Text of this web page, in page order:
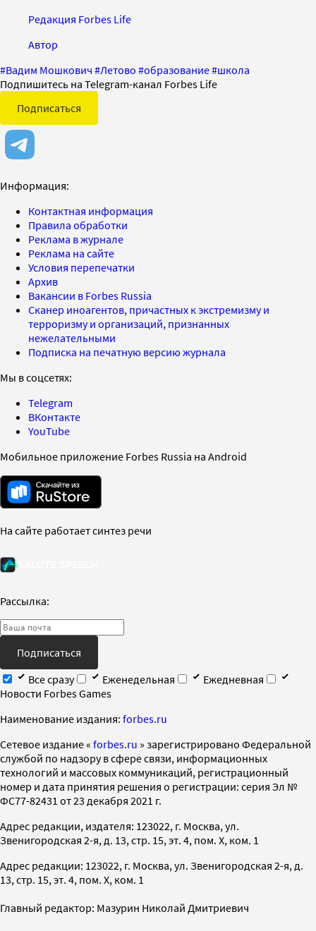
Редакция Forbes Life
Автор
#Вадим Мошкович #Летово #образование#школа
Подпишитесь на Telegram-канал Forbes Life
Подписаться
Информация:
Контактная информация
Правила обработки
Реклама в журнале
Реклама на сайте
Условия перепечатки
Архив
Вакансии в Forbes Russia
Сканер иноагентов, причастных к экстремизму и
терроризму и организаций, признанных
нежелательными
Подписка на печатную версию журнала
Мы в соцсетях:
Telegram
ВКонтакте
YouTube
Мобильное приложение Forbes Russia на Android
На сайте работает синтез речи
Рассылка:
Подписаться
Все сразу
Еженедельная
Ежедневная
Новости Forbes Games
Наименование издания: forbes.ru
Cетевое издание « forbes.ru » зарегистрировано Федеральной
службой по надзору в сфере связи, информационных
технологий и массовых коммуникаций, регистрационный
номер и дата принятия решения о регистрации: серия Эл №
ФС77-82431 от 23 декабря 2021 г.
Адрес редакции, издателя: 123022, г. Москва, ул.
Звенигородская 2-я, д. 13, стр. 15, эт. 4, пом. X, ком. 1
Адрес редакции: 123022, г. Москва, ул. Звенигородская 2-я, д.
13, стр. 15, эт. 4, пом. X, ком. 1
Главный редактор: Мазурин Николай Дмитриевич